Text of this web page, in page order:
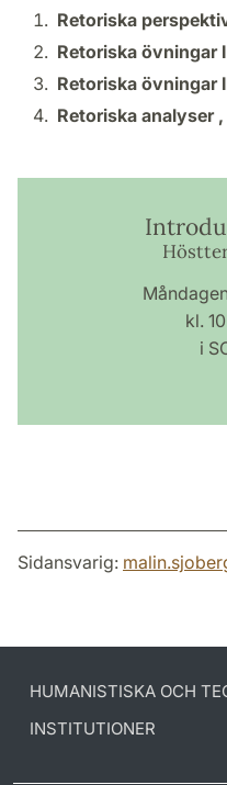
Retoriska
Retoriska övningar
Retoriska övningar
Retoriska analyser ,
kl.
i
Sidansvarig:
HUMANISTISKA OCH
INSTITUTIONER